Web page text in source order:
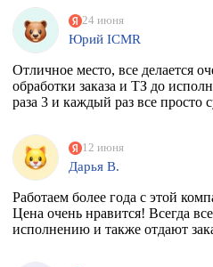
24 июня
Юрий ICMR
Отличное место, все делается
обработки заказа и ТЗ до
раза 3 и каждый раз все просто
12 июня
Дарья В.
Работаем более года с этой
Цена очень нравится! Всегда
исполнению и также отдают